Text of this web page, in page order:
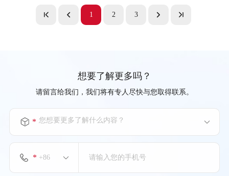
1 2 3
想要了解更多吗？
请留言给我们，我们将有专人尽快与您取得联系。
您想要更多了解什么内容？
*
*